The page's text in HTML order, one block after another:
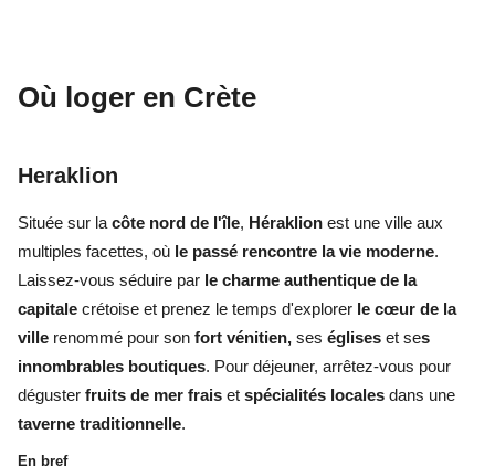
Où loger en Crète
Heraklion
Située sur la côte nord de l'île, Héraklion est une ville aux
multiples facettes, où le passé rencontre la vie moderne.
Laissez-vous séduire par le charme authentique de la
capitale crétoise et prenez le temps d'explorer le cœur de la
ville renommé pour son fort vénitien, ses églises et ses
innombrables boutiques. Pour déjeuner, arrêtez-vous pour
déguster fruits de mer frais et spécialités locales dans une
taverne traditionnelle.
En bref